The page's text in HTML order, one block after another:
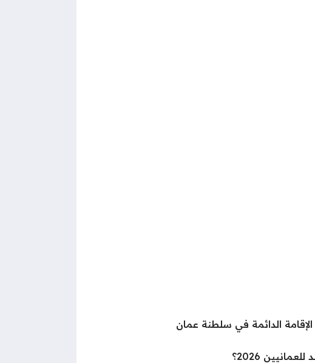
الدائمة في سلطنة عمان
2026؟